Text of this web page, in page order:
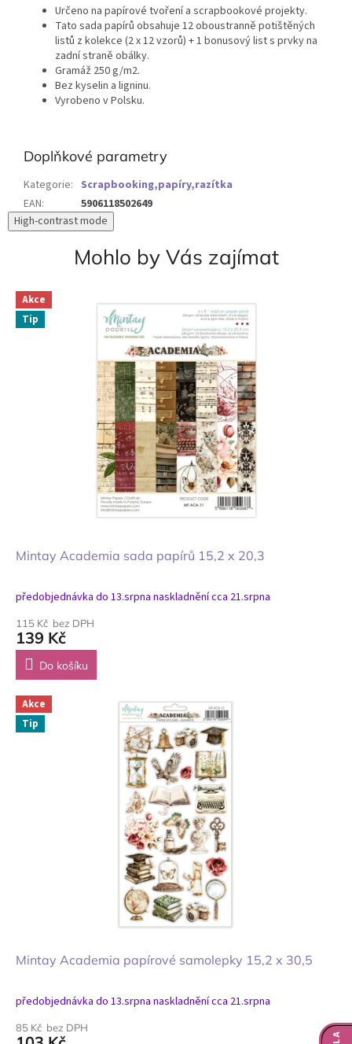
Určeno na papírové tvoření a scrapbookové projekty.
Tato sada papírů obsahuje 12 oboustranně potištěných
listů z kolekce (2 x 12 vzorů) + 1 bonusový list s prvky na
zadní straně obálky.
Gramáž 250 g/m2.
Bez kyselin a ligninu.
Vyrobeno v Polsku.
Doplňkové parametry
Kategorie: Scrapbooking,papíry,razítka
EAN:
5906118502649
High-contrast mode
Mohlo by Vás zajímat
Akce
Tip
Mintay Academia sada papírů 15,2 x 20,3
předobjednávka do 13.srpna naskladnění cca 21.srpna
115 Kč bez DPH
139 Kč
Do košíku
Akce
Tip
Mintay Academia papírové samolepky 15,2 x 30,5
předobjednávka do 13.srpna naskladnění cca 21.srpna
85 Kč bez DPH